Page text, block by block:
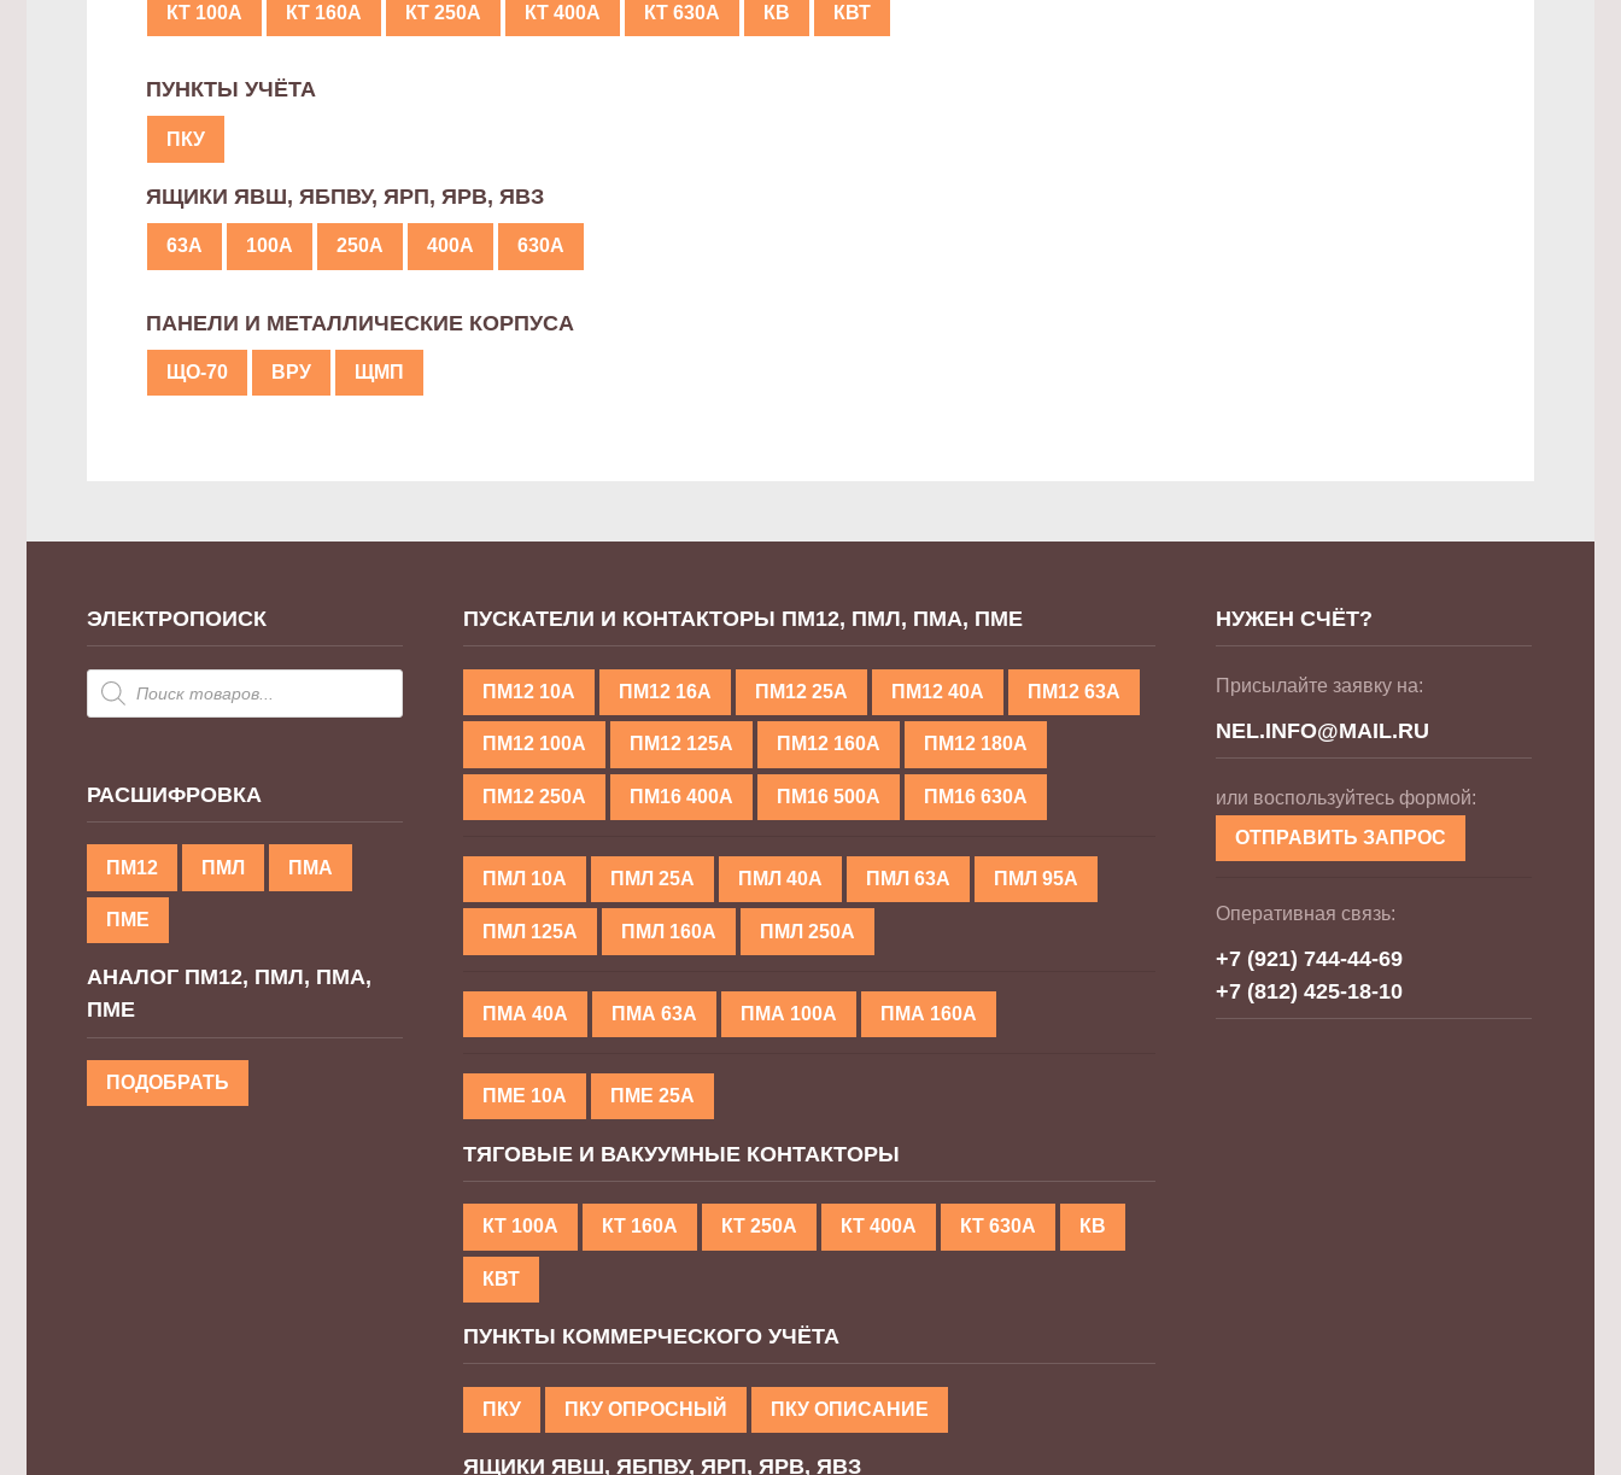
КТ 100А КТ 160А КТ 250А КТ 400А КТ 630А КВ КВТ
ПУНКТЫ УЧЁТА
ПКУ
ЯЩИКИ ЯВШ, ЯБПВУ, ЯРП, ЯРВ, ЯВЗ
63А 100А 250А 400А 630А
ПАНЕЛИ И МЕТАЛЛИЧЕСКИЕ КОРПУСА
ЩО-70 ВРУ ЩМП
ЭЛЕКТРОПОИСК
РАСШИФРОВКА
ПМ12 ПМЛ ПМА
ПМЕ
АНАЛОГ ПМ12, ПМЛ, ПМА,
ПМЕ
ПОДОБРАТЬ
ПУСКАТЕЛИ И КОНТАКТОРЫ ПМ12, ПМЛ, ПМА, ПМЕ
ПМ12 10А ПМ12 16А ПМ12 25А ПМ12 40А ПМ12 63А
ПМ12 100А ПМ12 125А ПМ12 160А ПМ12 180А
ПМ12 250А ПМ16 400А ПМ16 500А ПМ16 630А
ПМЛ 10А ПМЛ 25А ПМЛ 40А ПМЛ 63А ПМЛ 95А
ПМЛ 125А ПМЛ 160А ПМЛ 250А
ПМА 40А ПМА 63А ПМА 100А ПМА 160А
ПМЕ 10А ПМЕ 25А
ТЯГОВЫЕ И ВАКУУМНЫЕ КОНТАКТОРЫ
КТ 100А КТ 160А КТ 250А КТ 400А КТ 630А КВ
КВТ
ПУНКТЫ КОММЕРЧЕСКОГО УЧЁТА
ПКУ ПКУ ОПРОСНЫЙ ПКУ ОПИСАНИЕ
ЯЩИКИ ЯВШ, ЯБПВУ, ЯРП, ЯРВ, ЯВЗ
НУЖЕН СЧЁТ?
Присылайте заявку на:
NEL.INFO@MAIL.RU
или воспользуйтесь формой:
ОТПРАВИТЬ ЗАПРОС
Оперативная связь:
+7 (921) 744-44-69
+7 (812) 425-18-10